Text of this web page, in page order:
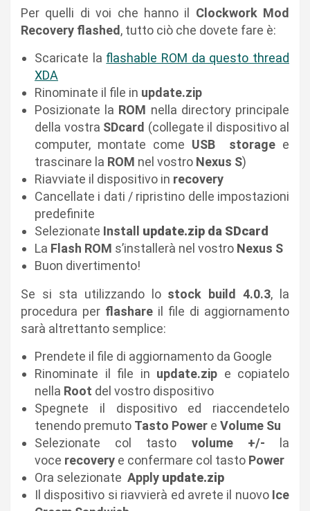
Per quelli di voi che hanno il Clockwork Mod
Recovery flashed, tutto ciò che dovete fare è:
Scaricate la flashable ROM da questo thread
XDA
Rinominate il file in update.zip
Posizionate la ROM nella directory principale
della vostra SDcard (collegate il dispositivo al
computer, montate come USB storage e
trascinare la ROM nel vostro Nexus S)
Riavviate il dispositivo in recovery
Cancellate i dati / ripristino delle impostazioni
predefinite
Selezionate Install update.zip da SDcard
La Flash ROM s’installerà nel vostro Nexus S
Buon divertimento!
Se si sta utilizzando lo stock build 4.0.3, la
procedura per flashare il file di aggiornamento
sarà altrettanto semplice:
Prendete il file di aggiornamento da Google
Rinominate il file in update.zip e copiatelo
nella Root del vostro dispositivo
Spegnete il dispositivo ed riaccendetelo
tenendo premuto Tasto Power e Volume Su
Selezionate col tasto volume +/- la
voce recovery e confermare col tasto Power
Ora selezionate Apply update.zip
Il dispositivo si riavvierà ed avrete il nuovo Ice